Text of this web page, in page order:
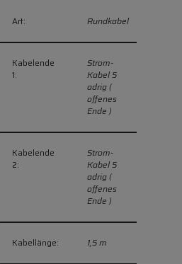
Art: Rundkabel
Kabelende
1:
Strom-
Kabel 5
adrig (
offenes
Ende )
Kabelende
2:
Strom-
Kabel 5
adrig (
offenes
Ende )
Kabellänge: 1,5 m